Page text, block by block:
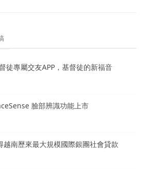
徒專屬交友APP，基督徒的新福音
臉部辨識功能上市
越南歷來最大規模國際銀團社會貸款